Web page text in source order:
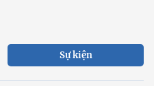
Sự kiện